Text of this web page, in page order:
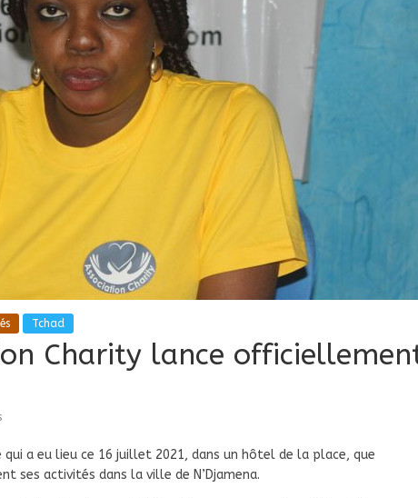
Tchad
Charity lance
qui a eu lieu ce 16 juillet 2021, dans un hôtel de la place, que
ses activités dans la ville de N’Djamena.